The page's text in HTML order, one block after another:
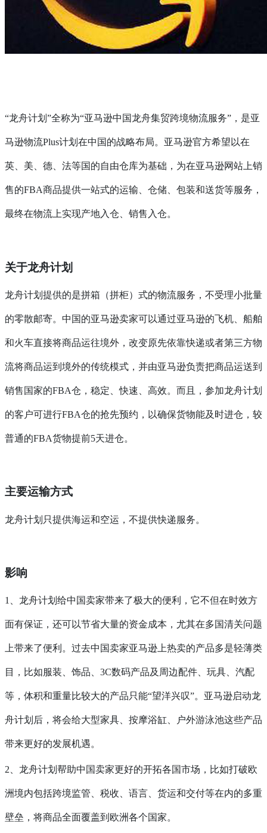
“龙舟计划”全称为“亚马逊中国龙舟集贸跨境物流服务”，是亚
马逊物流Plus计划在中国的战略布局。亚马逊官方希望以在
英、美、德、法等国的自由仓库为基础，为在亚马逊网站上销
售的FBA商品提供一站式的运输、仓储、包装和送货等服务，
最终在物流上实现产地入仓、销售入仓。
关于龙舟计划
龙舟计划提供的是拼箱（拼柜）式的物流服务，不受理小批量
的零散邮寄。中国的亚马逊卖家可以通过亚马逊的飞机、船舶
和火车直接将商品运往境外，改变原先依靠快递或者第三方物
流将商品运到境外的传统模式，并由亚马逊负责把商品运送到
销售国家的FBA仓，稳定、快速、高效。而且，参加龙舟计划
的客户可进行FBA仓的抢先预约，以确保货物能及时进仓，较
普通的FBA货物提前5天进仓。
主要运输方式
龙舟计划只提供海运和空运，不提供快递服务。
影响
1、龙舟计划给中国卖家带来了极大的便利，它不但在时效方
面有保证，还可以节省大量的资金成本，尤其在多国清关问题
上带来了便利。过去中国卖家亚马逊上热卖的产品多是轻薄类
目，比如服装、饰品、3C数码产品及周边配件、玩具、汽配
等，体积和重量比较大的产品只能“望洋兴叹”。亚马逊启动龙
舟计划后，将会给大型家具、按摩浴缸、户外游泳池这些产品
带来更好的发展机遇。
2、龙舟计划帮助中国卖家更好的开拓各国市场，比如打破欧
洲境内包括跨境监管、税收、语言、货运和交付等在内的多重
壁垒，将商品全面覆盖到欧洲各个国家。